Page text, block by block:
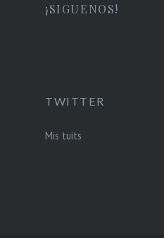
¡SIGUENOS!
TWITTER
Mis tuits